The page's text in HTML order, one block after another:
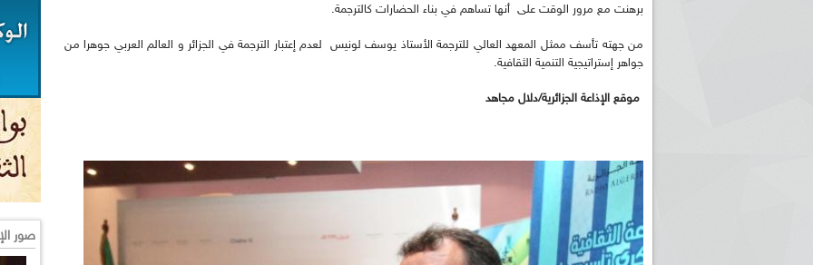
برهنت مع مرور الوقت على أنها تساهم في بناء الحضارات كالترجمة.
من جهته تأسف ممثل المعهد العالي للترجمة الأستاذ يوسف لونيس لعدم إعتبار الترجمة في الجزائر و العالم العربي جوهرا من
جواهر إستراتيجية التنمية الثقافية.
موقع الإذاعة الجزائرية/دلال مجاهد
صور